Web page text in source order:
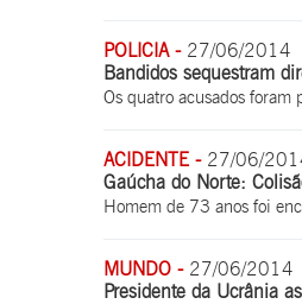
POLICIA - 27/06/2014
Bandidos sequestram
Os quatro acusados foram
ACIDENTE - 27/06/
Gaúcha do Norte:
Homem de 73 anos foi
MUNDO - 27/06/2014
Presidente da Ucrânia